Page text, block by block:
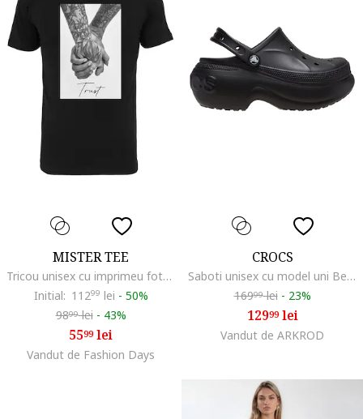
MISTER TEE
Tricou unisex cu imprimeu foto, Negru
Initial: 11299 lei - 50%
9899lei - 43%
5599lei
Vandut de Fashion Days
CROCS
Saboti unisex cu model uni Bella, Negru
16999lei - 23%
12999lei
Vandut de ARKROD